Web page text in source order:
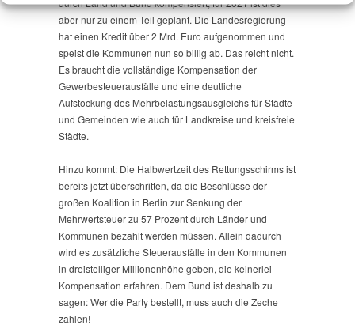
aber nur zu einem Teil geplant. Die Landesregierung
hat einen Kredit über 2 Mrd. Euro aufgenommen und
speist die Kommunen nun so billig ab. Das reicht nicht.
Es braucht die vollständige Kompensation der
Gewerbesteuerausfälle und eine deutliche
Aufstockung des Mehrbelastungsausgleichs für Städte
und Gemeinden wie auch für Landkreise und kreisfreie
Städte.
Hinzu kommt: Die Halbwertzeit des Rettungsschirms ist
bereits jetzt überschritten, da die Beschlüsse der
großen Koalition in Berlin zur Senkung der
Mehrwertsteuer zu 57 Prozent durch Länder und
Kommunen bezahlt werden müssen. Allein dadurch
wird es zusätzliche Steuerausfälle in den Kommunen
in dreistelliger Millionenhöhe geben, die keinerlei
Kompensation erfahren. Dem Bund ist deshalb zu
sagen: Wer die Party bestellt, muss auch die Zeche
zahlen!